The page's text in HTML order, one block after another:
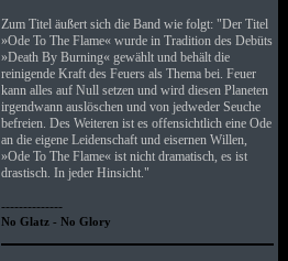
Zum Titel äußert sich die Band wie folgt: "Der Titel
»Ode To The Flame« wurde in Tradition des Debüts
»Death By Burning« gewählt und behält die
reinigende Kraft des Feuers als Thema bei. Feuer
kann alles auf Null setzen und wird diesen Planeten
irgendwann auslöschen und von jedweder Seuche
befreien. Des Weiteren ist es offensichtlich eine Ode
an die eigene Leidenschaft und eisernen Willen,
»Ode To The Flame« ist nicht dramatisch, es ist
drastisch. In jeder Hinsicht."
--------------
No Glatz - No Glory